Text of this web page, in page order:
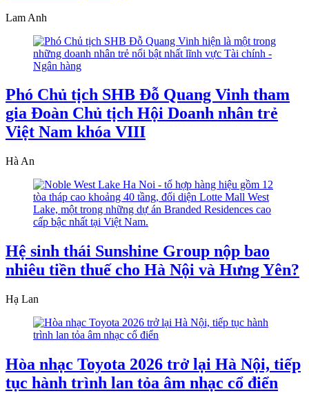
Lam Anh
Phó Chủ tịch SHB Đỗ Quang Vinh tham
gia Đoàn Chủ tịch Hội Doanh nhân trẻ
Việt Nam khóa VIII
Hà An
Hệ sinh thái Sunshine Group nộp bao
nhiêu tiền thuế cho Hà Nội và Hưng Yên?
Hạ Lan
Hòa nhạc Toyota 2026 trở lại Hà Nội, tiếp
tục hành trình lan tỏa âm nhạc cổ điển